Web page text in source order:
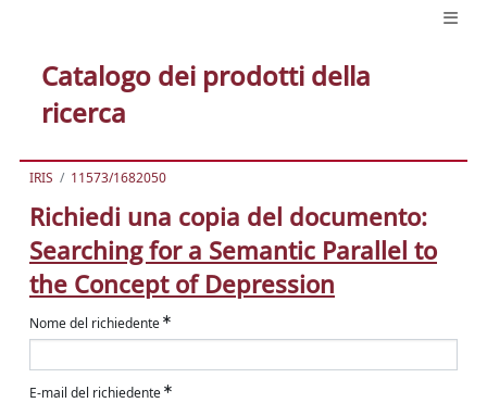
Catalogo dei prodotti della
ricerca
IRIS 11573/1682050
Richiedi una copia del documento:
Searching for a Semantic Parallel to
the Concept of Depression
Nome del richiedente
E-mail del richiedente